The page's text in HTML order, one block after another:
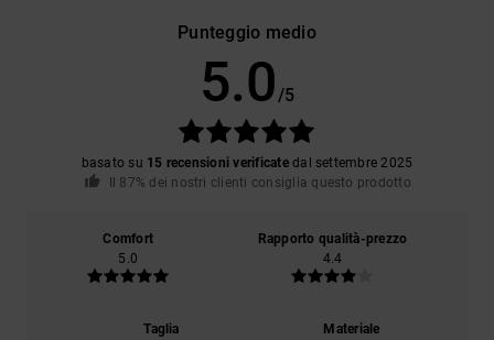
Punteggio medio
5.0 /5
basato su 15 recensioni verificatedal settembre 2025
Il 87% dei nostri clienti consiglia questo prodotto
Comfort
5.0
Rapporto qualità-prezzo
4.4
Taglia
Materiale